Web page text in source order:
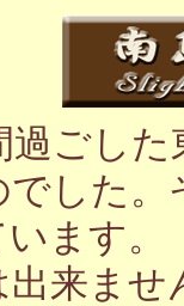
ごし
した
ます
来ま